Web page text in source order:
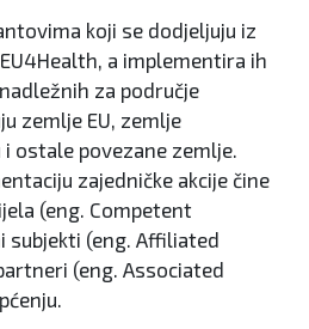
koji se dodjeljuju iz
a implementira ih
za područje
zemlje EU, zemlje
ostale povezane zemlje.
zajedničke akcije čine
(eng. Competent
subjekti (eng. Affiliated
(eng. Associated